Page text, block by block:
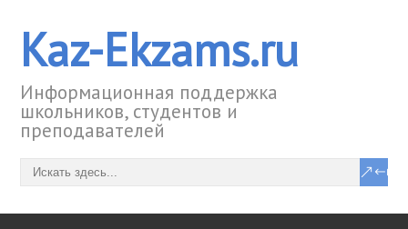
Kaz-Ekzams.ru
Информационная поддержка
школьников, студентов и
преподавателей